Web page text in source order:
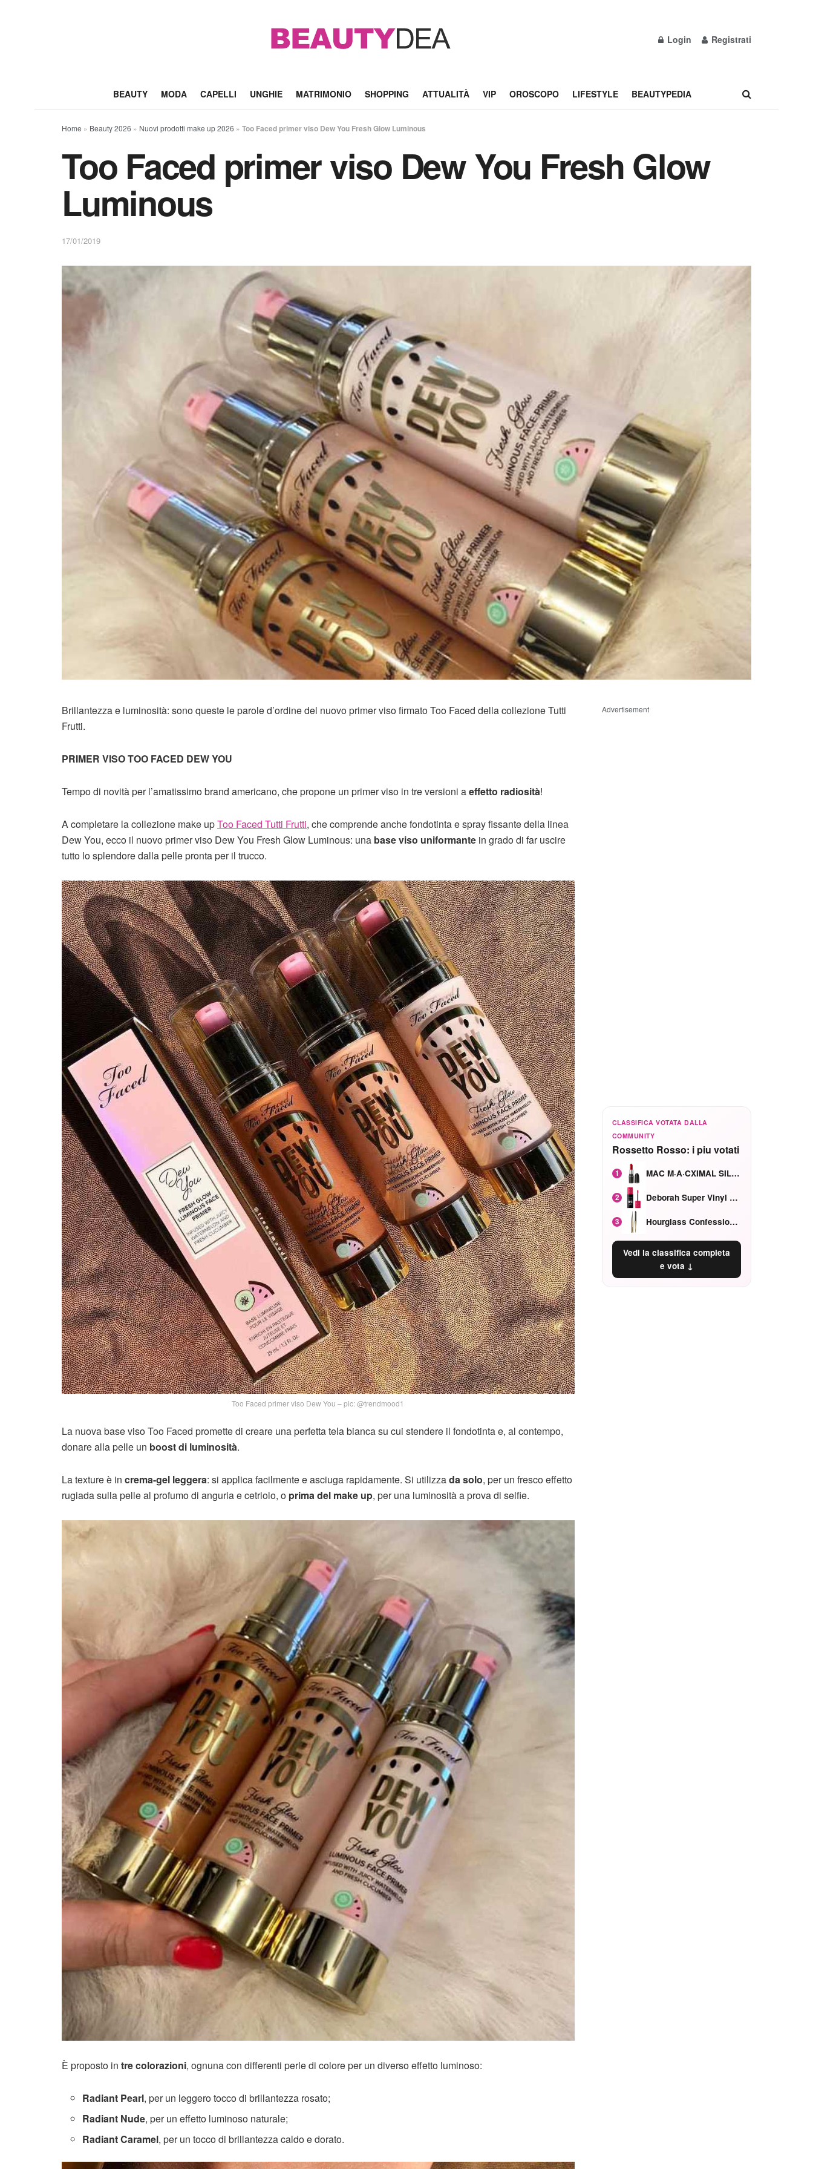
Login Registrati
BEAUTY MODA CAPELLI UNGHIE MATRIMONIO SHOPPING ATTUALITÀ VIP OROSCOPO LIFESTYLE BEAUTYPEDIA
Home » Beauty 2026 » Nuovi prodotti make up 2026 » Too Faced primer viso Dew You Fresh Glow Luminous
Too Faced primer viso Dew You Fresh Glow
Luminous
17/01/2019
Brillantezza e luminosità: sono queste le parole d’ordine del nuovo primer viso firmato Too Faced della collezione Tutti
Frutti.
PRIMER VISO TOO FACED DEW YOU
Tempo di novità per l’amatissimo brand americano, che propone un primer viso in tre versioni aeffetto radiosità!
A completare la collezione make upToo Faced Tutti Frutti, che comprende anche fondotinta e spray fissante della linea
Dew You, ecco il nuovo primer viso Dew You Fresh Glow Luminous: una base viso uniformante in grado di far uscire
tutto lo splendore dalla pelle pronta per il trucco.
Too Faced primer viso Dew You – pic: @trendmood1
La nuova base viso Too Faced promette di creare una perfetta tela bianca su cui stendere il fondotinta e, al contempo,
donare alla pelle un boost di luminosità.
La texture è in crema-gel leggera: si applica facilmente e asciuga rapidamente. Si utilizzada solo, per un fresco effetto
rugiada sulla pelle al profumo di anguria e cetriolo, o prima del make up, per una luminosità a prova di selfie.
È proposto in tre colorazioni, ognuna con differenti perle di colore per un diverso effetto luminoso:
Radiant Pearl, per un leggero tocco di brillantezza rosato;
Radiant Nude, per un effetto luminoso naturale;
Radiant Caramel, per un tocco di brillantezza caldo e dorato.
Advertisement
CLASSIFICA VOTATA DALLA
COMMUNITY
Rossetto Rosso: i piu votati
1 MAC M·A·CXIMAL SILKY MATTE Red Rock mat
2 Deborah Super Vinyl Shake Rosa Ciliegia
3 Hourglass Confession Ricaricabile Ultra Preciso Ad Alta Intensità Secretly Classic Red
Vedi la classifica completa
e vota ↓